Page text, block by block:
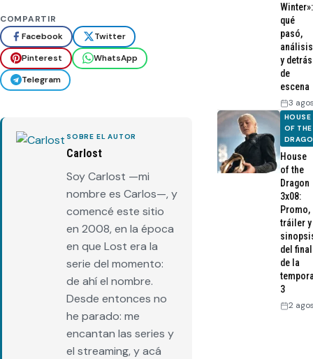
COMPARTIR
Facebook
Twitter
Pinterest
WhatsApp
Telegram
SOBRE EL AUTOR
Carlost
Soy Carlost —mi
nombre es Carlos—, y
comencé este sitio
en 2008, en la época
en que Lost era la
serie del momento:
de ahí el nombre.
Desde entonces no
he parado: me
encantan las series y
el streaming, y acá
Winter»:
qué
pasó,
análisis
y detrás
de
escena
3
HOUSE
OF THE
House
of the
Dragon
3x08:
Promo,
tráiler y
del final
de la
3
2